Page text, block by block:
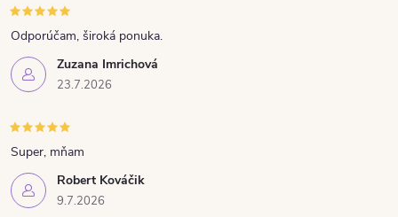
Zuzana Imrichová
23.7.2026
Odporúčam, široká ponuka.
Robert Kováčik
9.7.2026
Super, mňam